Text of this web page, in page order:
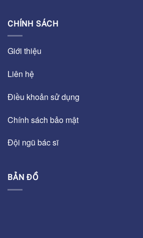
CHÍNH SÁCH
Giới thiệu
Liên hệ
Điều khoản sử dụng
Chính sách bảo mật
Đội ngũ bác sĩ
BẢN ĐỒ